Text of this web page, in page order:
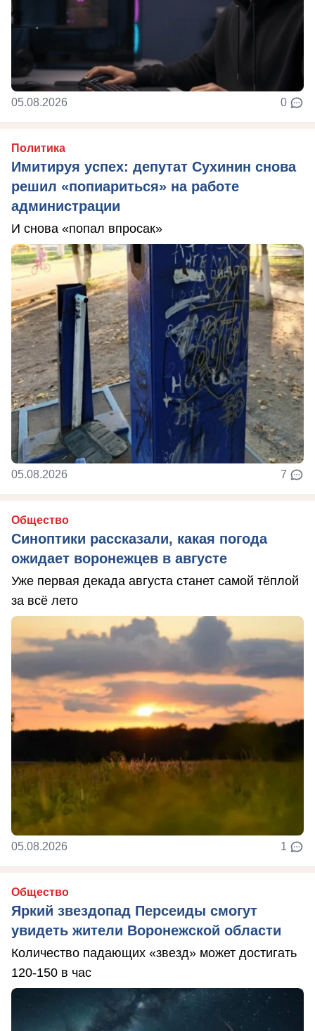
05.08.2026 0
Политика
Имитируя успех: депутат Сухинин снова
решил «попиариться» на работе
администрации
И снова «попал впросак»
05.08.2026 7
Общество
Синоптики рассказали, какая погода
ожидает воронежцев в августе
Уже первая декада августа станет самой тёплой
за всё лето
05.08.2026 1
Общество
Яркий звездопад Персеиды смогут
увидеть жители Воронежской области
Количество падающих «звезд» может достигать
120-150 в час